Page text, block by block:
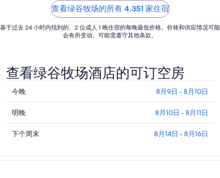
价
格
总
价
查看绿谷牧场的所有 4,351 家住宿
基于过去 24 小时内找到的、2 位成人 1 晚住宿的每晚最低价格。价格和供应情况可能
会有所变动。可能需遵守其他条款。
查看绿谷牧场酒店的可订空房
查
看
绿
谷
牧
今
今晚 8月9日 - 8月10日
查
看
绿
牧
明晚 8月10日 - 8月11日
查
绿
下个周末 8月14日 - 8月16日